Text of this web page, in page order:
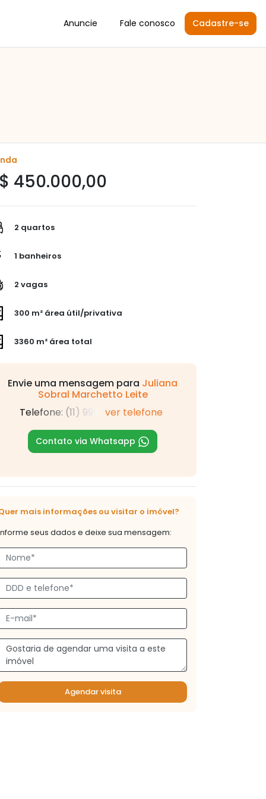
Anuncie Fale conosco Cadastre-se
450.000,00
2 quartos
1 banheiros
2 vagas
300 m² área útil/privativa
3360 m² área total
Envie uma mensagem para Juliana
Sobral Marchetto Leite
Telefone: (11) 995
ver telefone
Contato via Whatsapp
mais informações ou visitar o imóvel?
seus dados e deixe sua mensagem:
Agendar visita